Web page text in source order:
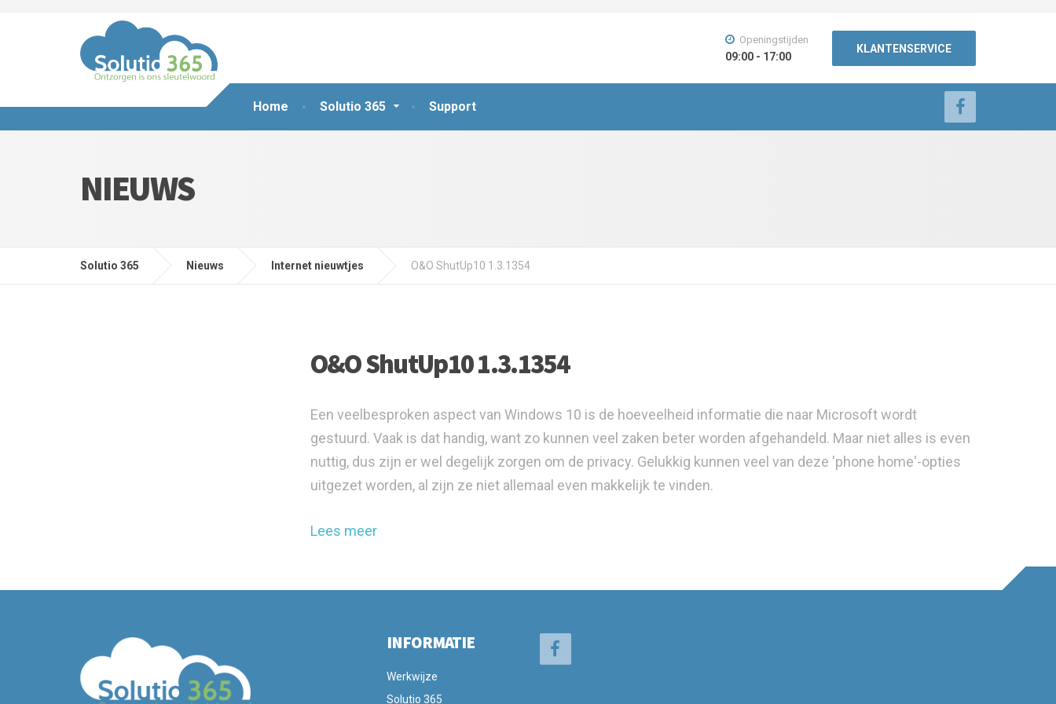
Home Solutio 365 Support
Openingstijden
09:00 - 17:00
KLANTENSERVICE
NIEUWS
Solutio 365 Nieuws Internet nieuwtjes O&O ShutUp10 1.3.1354
O&O ShutUp10 1.3.1354
Een veelbesproken aspect van Windows 10 is de hoeveelheid informatie die naar Microsoft wordt
gestuurd. Vaak is dat handig, want zo kunnen veel zaken beter worden afgehandeld. Maar niet alles is even
nuttig, dus zijn er wel degelijk zorgen om de privacy. Gelukkig kunnen veel van deze 'phone home'-opties
uitgezet worden, al zijn ze niet allemaal even makkelijk te vinden.
Lees meer
INFORMATIE
Werkwijze
Solutio 365